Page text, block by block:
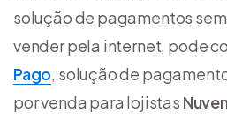
solução de pagamentos
vender pela internet, pode
Pago, solução de
por venda para lojistas